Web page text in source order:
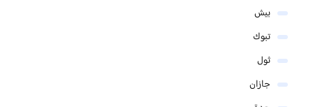
بيش
تبوك
ثول
جازان